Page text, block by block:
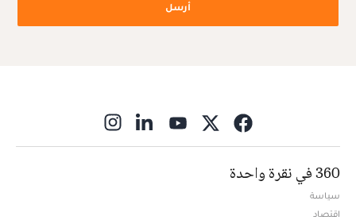
أرسل
360 في نقرة واحدة
سياسة
اقتصاد